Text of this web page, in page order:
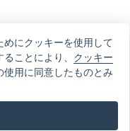
にクッキーを使用して
ことにより、 クッキー
用に同意したものとみ